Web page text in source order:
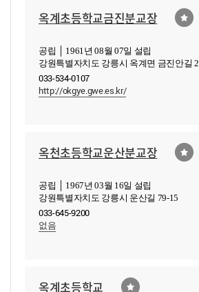
옥계초등학교금진분교장
공립 │ 1961년 08월 07일 설립
강원특별자치도 강릉시 옥계면 금진안길 2
033-534-0107
http://okgye.gwe.es.kr/
옥천초등학교운산분교장
공립 │ 1967년 03월 16일 설립
강원특별자치도 강릉시 운산길 79-15
033-645-9200
없음
옥계초등학교